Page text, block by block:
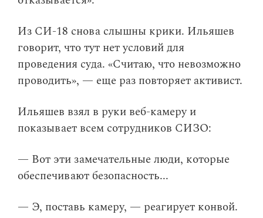
Из СИ-18 снова слышны крики. Ильяшев
говорит, что тут нет условий для
проведения суда. «Считаю, что невозможно
проводить», — еще раз повторяет активист.
Ильяшев взял в руки веб-камеру и
показывает всем сотрудников СИЗО:
— Вот эти замечательные люди, которые
обеспечивают безопасность...
— Э, поставь камеру, — реагирует конвой.